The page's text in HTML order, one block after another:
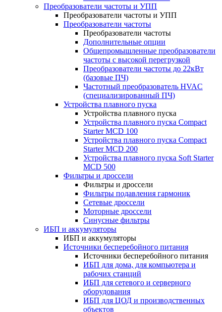
Преобразователи частоты и УПП
Преобразователи частоты и УПП
Преобразователи частоты
Преобразователи частоты
Дополнительные опции
Общепромышленные преобразователи
частоты с высокой перегрузкой
Преобразователи частоты до 22кВт
(базовые ПЧ)
Частотный преобразователь HVAC
(специализированный ПЧ)
Устройства плавного пуска
Устройства плавного пуска
Устройства плавного пуска Compact
Starter MCD 100
Устройства плавного пуска Compact
Starter MCD 200
Устройства плавного пуска Soft Starter
MCD 500
Фильтры и дроссели
Фильтры и дроссели
Фильтры подавления гармоник
Сетевые дроссели
Моторные дроссели
Синусные фильтры
ИБП и аккумуляторы
ИБП и аккумуляторы
Источники бесперебойного питания
Источники бесперебойного питания
ИБП для дома, для компьютера и
рабочих станций
ИБП для сетевого и серверного
оборудования
ИБП для ЦОД и производственных
объектов